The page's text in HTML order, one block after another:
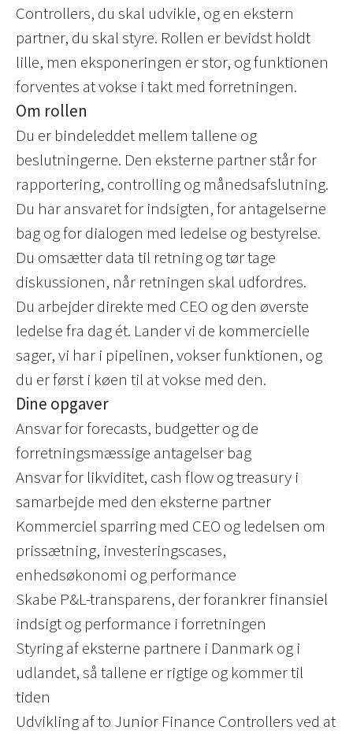
Controllers, du skal udvikle, og en ekstern
partner, du skal styre. Rollen er bevidst holdt
lille, men eksponeringen er stor, og funktionen
forventes at vokse i takt med forretningen.
Om rollen
Du er bindeleddet mellem tallene og
beslutningerne. Den eksterne partner står for
rapportering, controlling og månedsafslutning.
Du har ansvaret for indsigten, for antagelserne
bag og for dialogen med ledelse og bestyrelse.
Du omsætter data til retning og tør tage
diskussionen, når retningen skal udfordres.
Du arbejder direkte med CEO og den øverste
ledelse fra dag ét. Lander vi de kommercielle
sager, vi har i pipelinen, vokser funktionen, og
du er først i køen til at vokse med den.
Dine opgaver
Ansvar for forecasts, budgetter og de
forretningsmæssige antagelser bag
Ansvar for likviditet, cash flow og treasury i
samarbejde med den eksterne partner
Kommerciel sparring med CEO og ledelsen om
prissætning, investeringscases,
enhedsøkonomi og performance
Skabe P&L-transparens, der forankrer finansiel
indsigt og performance i forretningen
Styring af eksterne partnere i Danmark og i
udlandet, så tallene er rigtige og kommer til
tiden
Udvikling af to Junior Finance Controllers ved at